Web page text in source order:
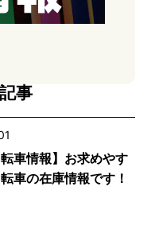
事
転車情報】お求めやす
車の在庫情報です！